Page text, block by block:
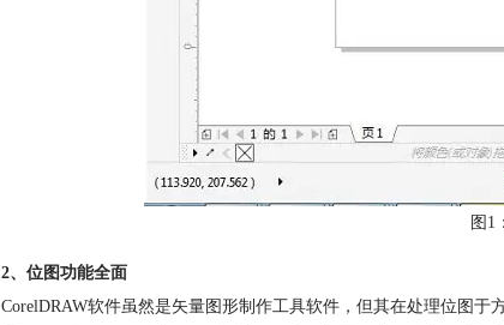
图1
2、位图功能全面
CorelDRAW软件虽然是矢量图形制作工具软件，但其在处理位图于